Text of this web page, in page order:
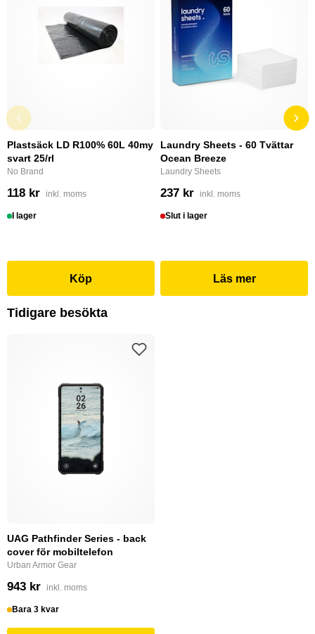
Plastsäck LD R100% 60L 40my
svart 25/rl
No Brand
118 kr inkl. moms
I lager
Köp
Laundry Sheets - 60 Tvättar
Ocean Breeze
Laundry Sheets
237 kr inkl. moms
Slut i lager
Läs mer
Tidigare besökta
UAG Pathfinder Series - back
cover för mobiltelefon
Urban Armor Gear
943 kr inkl. moms
Bara 3 kvar